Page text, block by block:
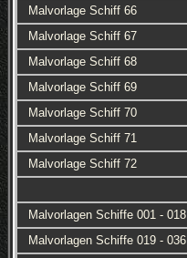
Malvorlage Schiff 66
Malvorlage Schiff 67
Malvorlage Schiff 68
Malvorlage Schiff 69
Malvorlage Schiff 70
Malvorlage Schiff 71
Malvorlage Schiff 72
Malvorlagen Schiffe 001 - 018
Malvorlagen Schiffe 019 - 036